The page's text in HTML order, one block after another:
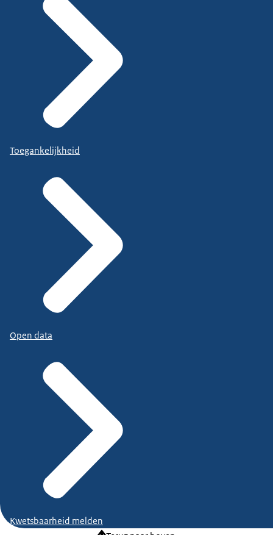
Toegankelijkheid
Open data
Kwetsbaarheid melden